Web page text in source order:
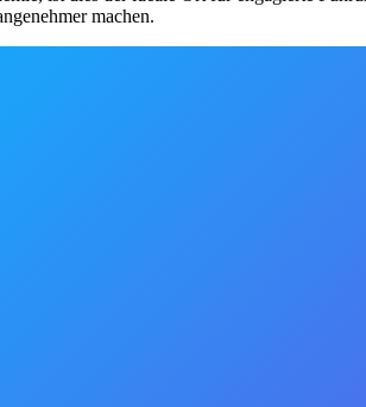
machen.